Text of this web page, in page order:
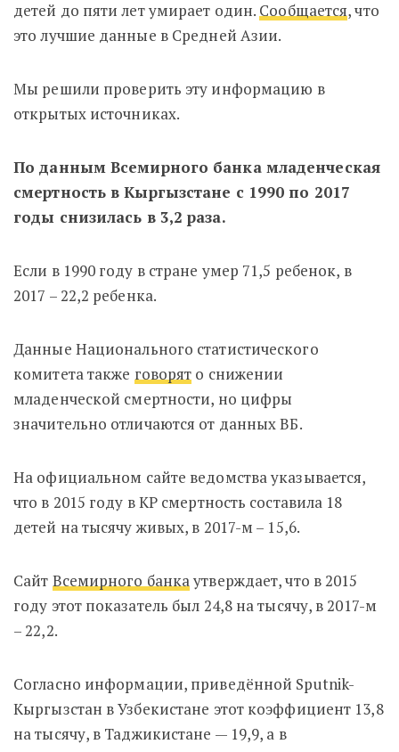
детей до пяти лет умирает один. Сообщается, что
это лучшие данные в Средней Азии.
Мы решили проверить эту информацию в
открытых источниках.
По данным Всемирного банка младенческая
смертность в Кыргызстане с 1990 по 2017
годы снизилась в 3,2 раза.
Если в 1990 году в стране умер 71,5 ребенок, в
2017 – 22,2 ребенка.
Данные Национального статистического
комитета также говорят о снижении
младенческой смертности, но цифры
значительно отличаются от данных ВБ.
На официальном сайте ведомства указывается,
что в 2015 году в КР смертность составила 18
детей на тысячу живых, в 2017-м – 15,6.
Сайт Всемирного банкаутверждает, что в 2015
году этот показатель был 24,8 на тысячу, в 2017-м
– 22,2.
Согласно информации, приведённой Sputnik-
Кыргызстан в Узбекистане этот коэффициент 13,8
на тысячу, в Таджикистане — 19,9, а в